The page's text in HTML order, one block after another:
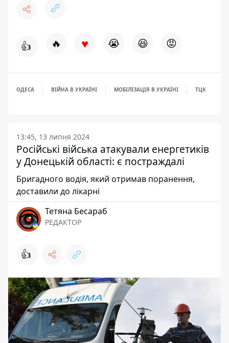
👍 🔥 ♥ 😭 😆 😡
ОДЕСА ВІЙНА В УКРАЇНІ МОБІЛІЗАЦІЯ В УКРАЇНІ ТЦК
13:45, 13 липня 2024
Російські війська атакували енергетиків
у Донецькій області: є постраждалі
Бригадного водія, який отримав поранення,
доставили до лікарні
Тетяна Бесараб
РЕДАКТОР
👍